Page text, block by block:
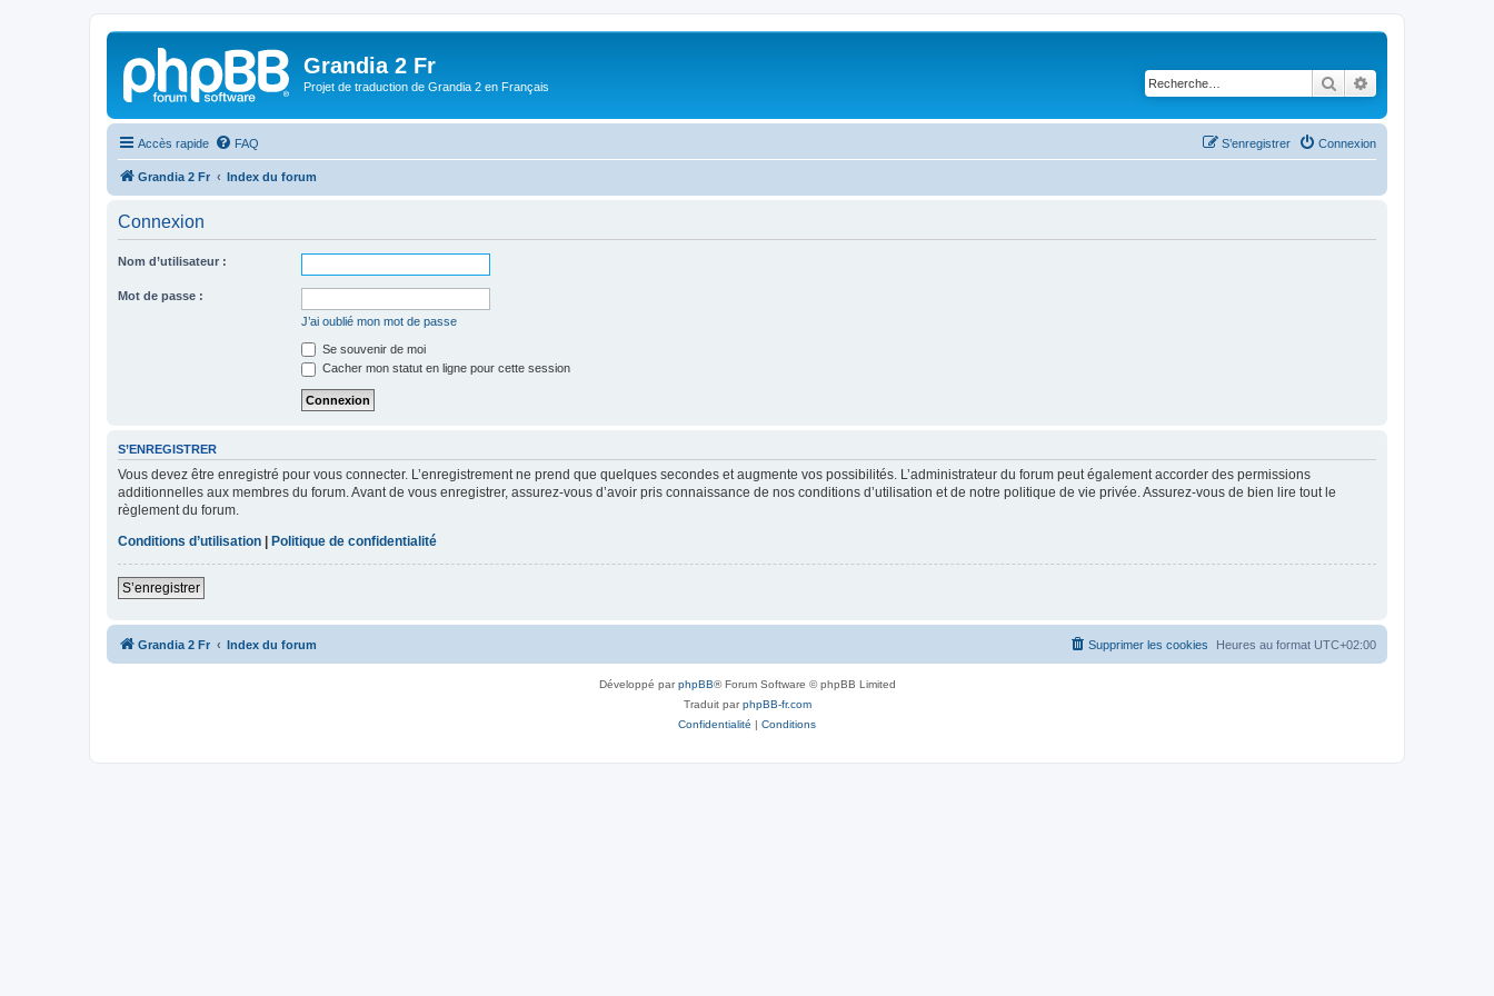
Grandia 2 Fr
Projet de traduction de Grandia 2 en Français Rechercher
Accès rapide FAQ Connexion
S’enregistrer
Grandia 2 Fr Index du forum
Connexion
Nom d’utilisateur :
Mot de passe :
J’ai oublié mon mot de passe
Se souvenir de moi
Cacher mon statut en ligne pour cette session
S’ENREGISTRER
Vous devez être enregistré pour vous connecter. L’enregistrement ne prend que quelques secondes et augmente vos possibilités. L’administrateur du forum peut également accorder des permissions
additionnelles aux membres du forum. Avant de vous enregistrer, assurez-vous d’avoir pris connaissance de nos conditions d’utilisation et de notre politique de vie privée. Assurez-vous de bien lire tout le
règlement du forum.
Conditions d’utilisation
Politique de confidentialité
S’enregistrer
Grandia 2 Fr Index du forum Heures au format UTC+02:00
Supprimer les cookies
Développé parphpBB® Forum Software © phpBB Limited
Traduit parphpBB-fr.com
Confidentialité | Conditions